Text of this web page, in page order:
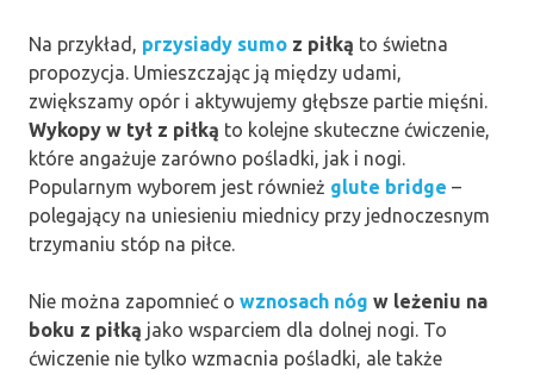
Na przykład, przysiady sumo z piłką to świetna
propozycja. Umieszczając ją między udami,
zwiększamy opór i aktywujemy głębsze partie mięśni.
Wykopy w tył z piłką to kolejne skuteczne ćwiczenie,
które angażuje zarówno pośladki, jak i nogi.
Popularnym wyborem jest również glute bridge –
polegający na uniesieniu miednicy przy jednoczesnym
trzymaniu stóp na piłce.
Nie można zapomnieć o wznosach nóg w leżeniu na
boku z piłką jako wsparciem dla dolnej nogi. To
ćwiczenie nie tylko wzmacnia pośladki, ale także